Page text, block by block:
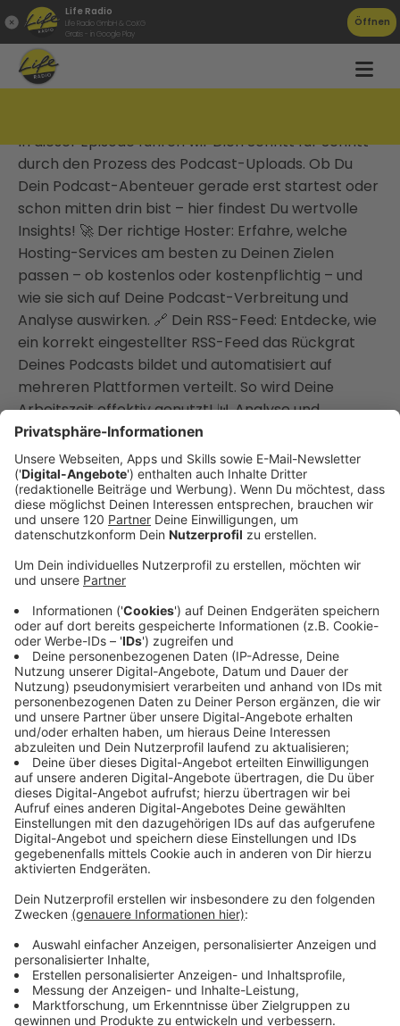
Life Radio
Life Radio GmbH & Co.KG
Gratis - in Google Play
Öffnen
In dieser Episode führen wir Dich Schritt für Schritt
durch den Prozess des Podcast-Uploads. Ob Du
Dein Podcast-Abenteuer gerade erst startest oder
schon mitten drin bist – hier findest Du wertvolle
Insights! 🚀 Der richtige Hoster: Erfahre, welche
Hosting-Services am besten zu Deinen Zielen
passen – ob kostenlos oder kostenpflichtig – und
wie sie sich auf Deine Podcast-Verbreitung und
Analyse auswirken. 🔗 Dein RSS-Feed: Entdecke, wie
ein korrekt eingestellter RSS-Feed das Rückgrat
Deines Podcasts bildet und automatisiert auf
mehreren Plattformen verteilt. So wird Deine
Arbeitszeit effektiv genutzt! 📊 Analyse und
Performance-Messung: Lerne, wie Du aus
verschiedenen Plattformen wie Spotify, Apple
Podcasts und YouTube die relevantesten Statistiken
herausziehst, um Deine Podcast-Strategie
kontinuierlich zu optimieren.
________________________________
Du möchtest einen Überblick über den Einstieg ins
Business Podcasting. Hol dir meinen 37-seitigen
Podcast Guide. Jetzt herunterladen: 🎤
https://theangryteddy.com/podcastguide MEINE
PODCAST AUSRÜSTUNG Vom Smartphone-
Podcasting bis zum Studio-Setup:
https://theangryteddy.com/podcastausruestung/
________________________________
DU SPIELST MIT DEM GEDANKEN EINEN BUSINESS
PODCAST ZU STARTEN? Ich podcaste seit 2006 und
führe seit 2010 den ältesten Social Media Marketing
Podcast in Österreich und berate seit Jahren
Unternehmen beim Aufbau derer Podcasts. Ich
habe vieles richtig gemacht und Fehler am eigenen
Leib erlebt. Das kann dir eine Abkürzung sein. Lass
uns einfach unverbindlich reden:
https://theangryteddy.com/kontakt WOLLEN WIR
UNS VERNETZEN? Ich freue mich über deine
Anfrage: 🐼 http://linkedin.theangryteddy.com 🐼
http://instagram.theangryteddy.com 🐼
http://facebook.theangryteddy.com MEINE BITTE